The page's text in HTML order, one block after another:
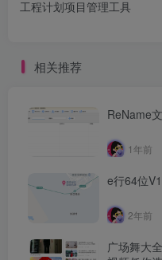
工程计划项目管理工具
相关推荐
ReName
1年前
e行64位
2年前
广场舞大